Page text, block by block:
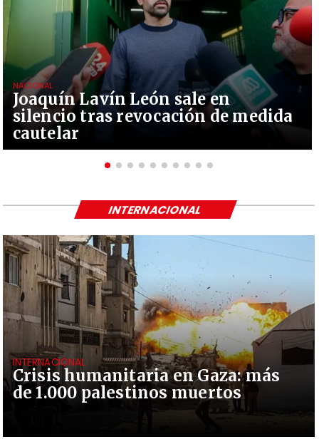
Joaquín Lavín León sale en
silencio tras revocación de medida
cautelar
NACIONAL
Crisis humanitaria en Gaza: más
de 1.000 palestinos muertos
INTERNACIONAL
INTERNACIONAL